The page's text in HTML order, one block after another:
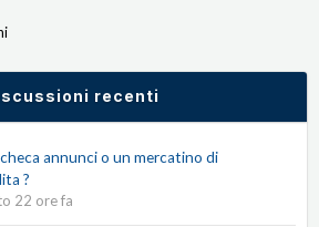
recenti
annunci o un mercatino di
?
22 ore fa